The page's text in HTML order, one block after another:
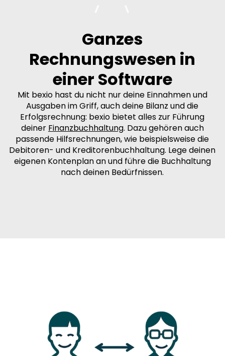
Ganzes
Rechnungswesen in
einer Software
Mit bexio hast du nicht nur deine Einnahmen und
Ausgaben im Griff, auch deine Bilanz und die
Erfolgsrechnung: bexio bietet alles zur Führung
deiner Finanzbuchhaltung. Dazu gehören auch
passende Hilfsrechnungen, wie beispielsweise die
Debitoren- und Kreditorenbuchhaltung. Lege deinen
eigenen Kontenplan an und führe die Buchhaltung
nach deinen Bedürfnissen.